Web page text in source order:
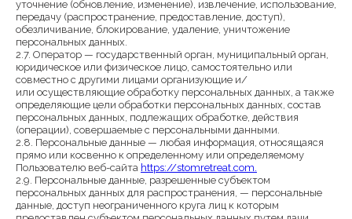
уточнение (обновление, изменение), извлечение, использование,
передачу (распространение, предоставление, доступ),
обезличивание, блокирование, удаление, уничтожение
персональных данных.
2.7. Оператор — государственный орган, муниципальный орган,
юридическое или физическое лицо, самостоятельно или
совместно с другими лицами организующие и/
или осуществляющие обработку персональных данных, а также
определяющие цели обработки персональных данных, состав
персональных данных, подлежащих обработке, действия
(операции), совершаемые с персональными данными.
2.8. Персональные данные — любая информация, относящаяся
прямо или косвенно к определенному или определяемому
Пользователю веб-сайта https://stomretreat.com.
2.9. Персональные данные, разрешенные субъектом
персональных данных для распространения, — персональные
данные, доступ неограниченного круга лиц к которым